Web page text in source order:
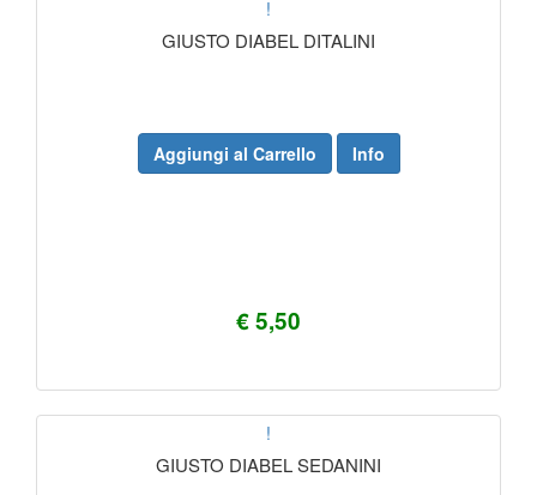
!
GIUSTO DIABEL DITALINI
€ 5,50
Aggiungi al Carrello Info
!
GIUSTO DIABEL SEDANINI